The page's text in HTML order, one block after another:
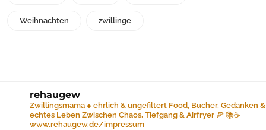
Weihnachten zwillinge
rehaugew
Zwillingsmama ● ehrlich & ungefiltert Food, Bücher, Gedanken &
echtes Leben Zwischen Chaos, Tiefgang & Airfryer 🍕 📚☕️
www.rehaugew.de/impressum